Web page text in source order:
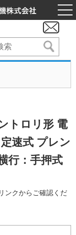
トロリ形 電
速式 プレン
行：手押式
ンクからご確認くだ